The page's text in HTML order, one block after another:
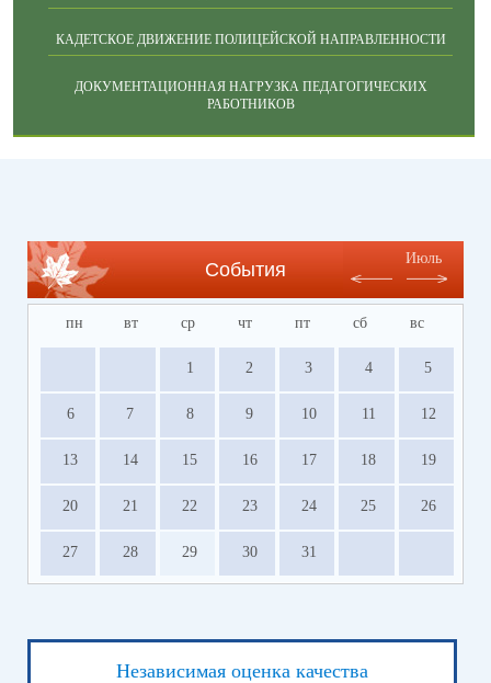
КАДЕТСКОЕ ДВИЖЕНИЕ ПОЛИЦЕЙСКОЙ НАПРАВЛЕННОСТИ
ДОКУМЕНТАЦИОННАЯ НАГРУЗКА ПЕДАГОГИЧЕСКИХ
РАБОТНИКОВ
События
Июль
пн вт ср чт пт сб вс
1 2 3 4 5
6 7 8 9 10 11 12
13 14 15 16 17 18 19
20 21 22 23 24 25 26
27 28 29 30 31
Независимая оценка качества